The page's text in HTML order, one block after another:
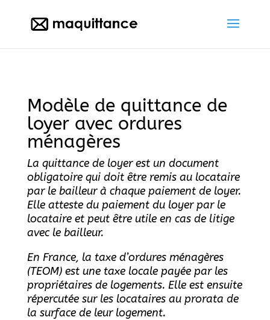
Modèle de quittance de
loyer avec ordures
ménagères
La quittance de loyer est un document
obligatoire qui doit être remis au locataire
par le bailleur à chaque paiement de loyer.
Elle atteste du paiement du loyer par le
locataire et peut être utile en cas de litige
avec le bailleur.
En France, la taxe d’ordures ménagères
(TEOM) est une taxe locale payée par les
propriétaires de logements. Elle est ensuite
répercutée sur les locataires au prorata de
la surface de leur logement.